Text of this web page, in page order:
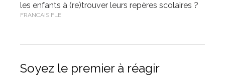
les enfants à (re)trouver leurs repères scolaires ?
FRANCAIS FLE
Soyez le premier à réagir